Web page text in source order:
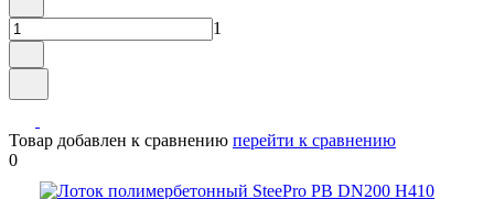
1
Товар добавлен к сравнению перейти к сравнению
0